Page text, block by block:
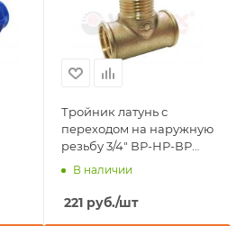
Тройник латунь с
переходом на наружную
резьбу 3/4" ВР-НР-ВР
Valfex
В наличии
221 руб./шт